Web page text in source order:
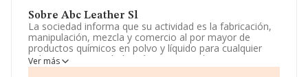
Sobre Abc Leather Sl
La sociedad informa que su actividad es la fabricación,
manipulación, mezcla y comercio al por mayor de
productos químicos en polvo y líquido para cualquier
industria. La sociedad está inscrita en el Registro
Mercantil como Sociedad Limitada. Su CNAE
Ver más